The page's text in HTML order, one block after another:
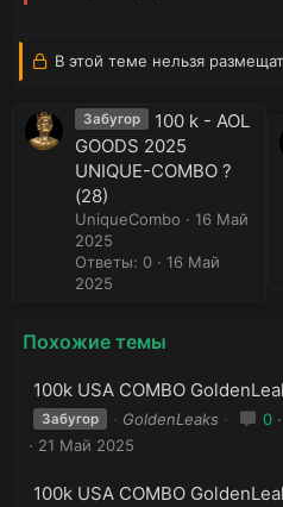
В этой теме нельзя
Забугор
100 k - AOL
GOODS 2025
UNIQUE-COMBO ?
(28)
UniqueCombo
16 Май
2025
Ответы: 0
16 Май
2025
Похожие темы
100k USA COMBO
Забугор GoldenLeaks 0
21 Май 2025
100k USA COMBO